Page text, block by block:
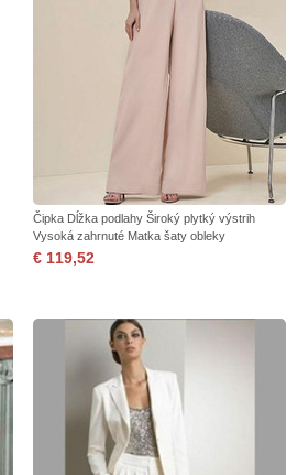
Čipka Dĺžka podlahy Široký plytký výstrih
Vysoká zahrnuté Matka šaty obleky
€ 119,52